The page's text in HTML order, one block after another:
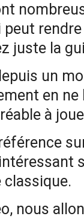
juste la
un
en
à
classique.
nous